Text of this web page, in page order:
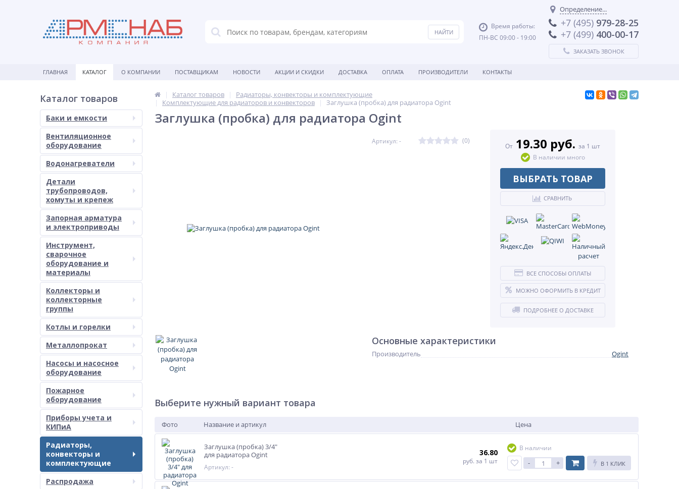
Время работы:
ПН-ВС 09:00 - 19:00
Определение...
+7 (495) 979-28-25
+7 (499) 400-00-17
ЗАКАЗАТЬ ЗВОНОК
ГЛАВНАЯ КАТАЛОГ О КОМПАНИИ ПОСТАВЩИКАМ НОВОСТИ АКЦИИ И СКИДКИ ДОСТАВКА ОПЛАТА ПРОИЗВОДИТЕЛИ КОНТАКТЫ
Каталог товаров
Баки и емкости
Вентиляционное
оборудование
Водонагреватели
Детали
трубопроводов,
хомуты и крепеж
Запорная арматура
и электроприводы
Инструмент,
сварочное
оборудование и
материалы
Коллекторы и
коллекторные
группы
Котлы и горелки
Металлопрокат
Насосы и насосное
оборудование
Пожарное
оборудование
Приборы учета и
КИПиА
Радиаторы,
конвекторы и
комплектующие
Распродажа
Каталог товаров
Радиаторы, конвекторы и комплектующие
Комплектующие для радиаторов и конвекторов
Заглушка (пробка) для радиатора Ogint
Заглушка (пробка) для радиатора Ogint
Артикул: - (0)
От 19.30 руб. за 1 шт
В наличии много
ВЫБРАТЬ ТОВАР
СРАВНИТЬ
ВСЕ СПОСОБЫ ОПЛАТЫ
МОЖНО ОФОРМИТЬ В КРЕДИТ
ПОДРОБНЕЕ О ДОСТАВКЕ
Основные характеристики
Производитель Ogint
Выберите нужный вариант товара
Фото Название и артикул Цена
Заглушка (пробка) 3/4"
для радиатора Ogint
Артикул: -
36.80
руб. за 1 шт
В наличии
- + В 1 КЛИК